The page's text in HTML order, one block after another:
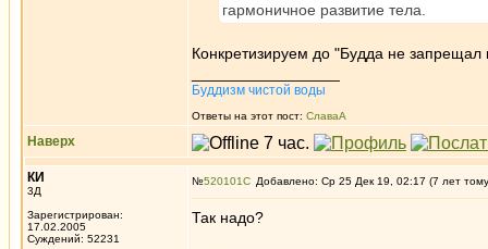
гармоничное развитие тела.
Конкретизируем до "Будда не запрещал
Буддизм чистой воды
Ответы на этот пост: СлаваА
Наверх
КИ
3Д
Зарегистрирован:
17.02.2005
Суждений: 52231
№520101 Добавлено: Ср 25 Дек 19, 02:17 (7 лет
Так надо?